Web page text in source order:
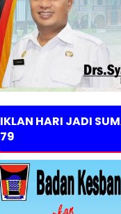
IKLAN HARI JADI
79